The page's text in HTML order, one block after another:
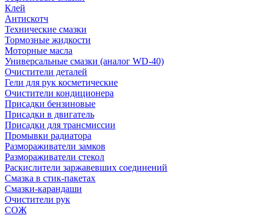
Клей
Антискотч
Технические смазки
Тормозные жидкости
Моторные масла
Универсальные смазки (аналог WD-40)
Очистители деталей
Гели для рук косметические
Очистители кондиционера
Присадки бензиновые
Присадки в двигатель
Присадки для трансмиссии
Промывки радиатора
Размораживатели замков
Размораживатели стекол
Раскислители заржавевших соединений
Смазка в стик-пакетах
Смазки-карандаши
Очистители рук
СОЖ